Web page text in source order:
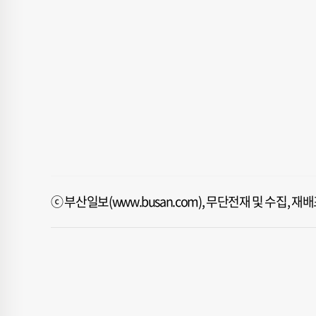
ⓒ 부산일보(www.busan.com), 무단전재 및 수집, 재